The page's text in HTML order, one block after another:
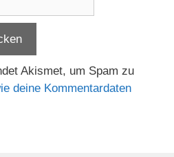
Akismet, um Spam zu
deine Kommentardaten